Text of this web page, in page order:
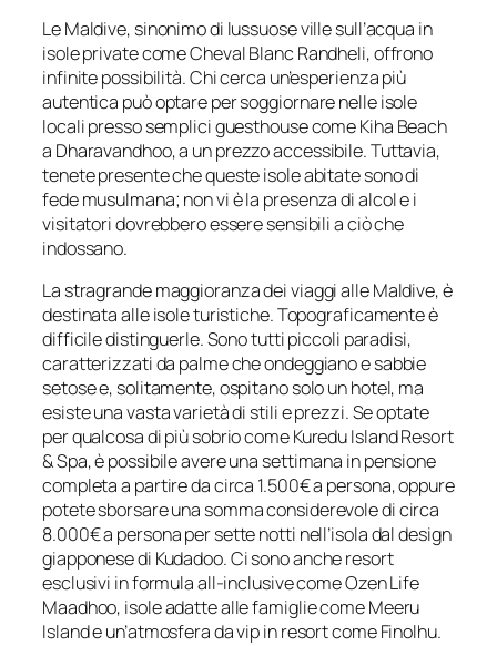
Le Maldive, sinonimo di lussuose ville sull’acqua in
isole private come Cheval Blanc Randheli, offrono
infinite possibilità. Chi cerca un’esperienza più
autentica può optare per soggiornare nelle isole
locali presso semplici guesthouse come Kiha Beach
a Dharavandhoo, a un prezzo accessibile. Tuttavia,
tenete presente che queste isole abitate sono di
fede musulmana; non vi è la presenza di alcol e i
visitatori dovrebbero essere sensibili a ciò che
indossano.
La stragrande maggioranza dei viaggi alle Maldive, è
destinata alle isole turistiche. Topograficamente è
difficile distinguerle. Sono tutti piccoli paradisi,
caratterizzati da palme che ondeggiano e sabbie
setose e, solitamente, ospitano solo un hotel, ma
esiste una vasta varietà di stili e prezzi. Se optate
per qualcosa di più sobrio come Kuredu Island Resort
& Spa, è possibile avere una settimana in pensione
completa a partire da circa 1.500€ a persona, oppure
potete sborsare una somma considerevole di circa
8.000€ a persona per sette notti nell’isola dal design
giapponese di Kudadoo. Ci sono anche resort
esclusivi in formula all-inclusive come Ozen Life
Maadhoo, isole adatte alle famiglie come Meeru
Island e un’atmosfera da vip in resort come Finolhu.